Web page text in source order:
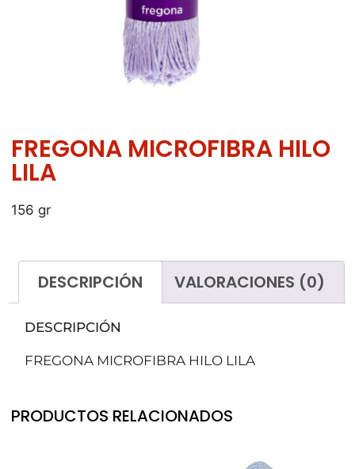
FREGONA MICROFIBRA HILO
LILA
156 gr
DESCRIPCIÓN VALORACIONES (0)
DESCRIPCIÓN
FREGONA MICROFIBRA HILO LILA
PRODUCTOS RELACIONADOS